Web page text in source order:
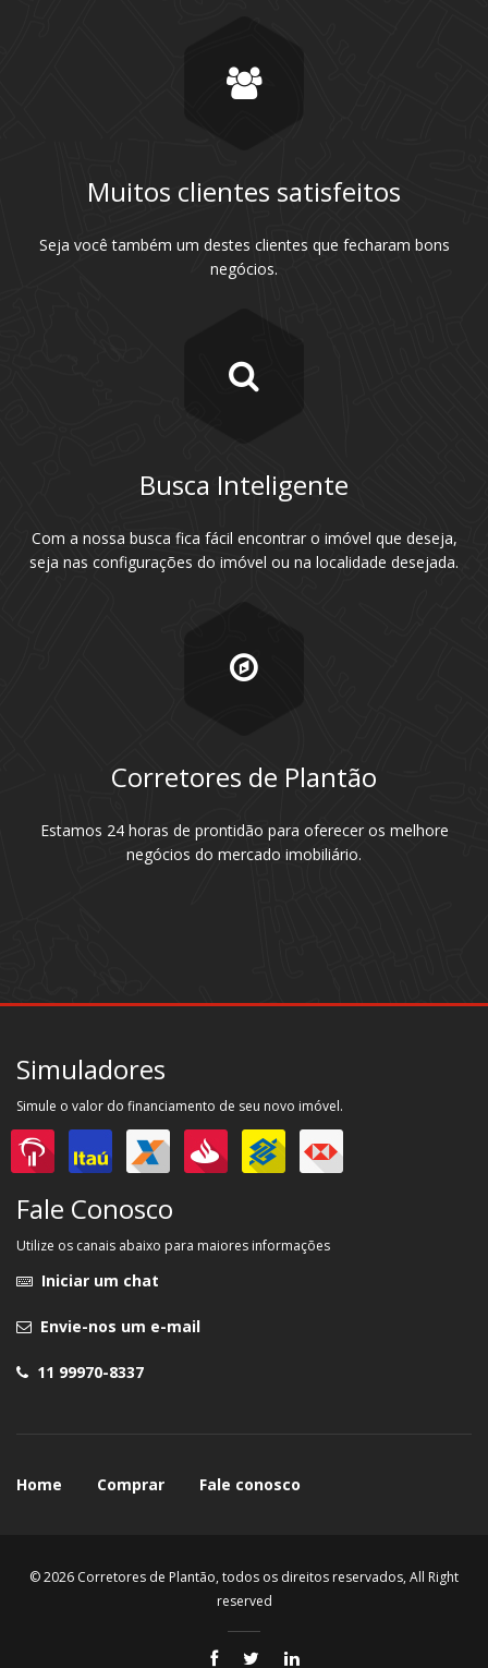
Muitos clientes satisfeitos
Seja você também um destes clientes que fecharam bons
negócios.
Busca Inteligente
Com a nossa busca fica fácil encontrar o imóvel que deseja,
seja nas configurações do imóvel ou na localidade desejada.
Corretores de Plantão
Estamos 24 horas de prontidão para oferecer os melhore
negócios do mercado imobiliário.
Simuladores
Simule o valor do financiamento de seu novo imóvel.
Fale Conosco
Utilize os canais abaixo para maiores informações
Iniciar um chat
Envie-nos um e-mail
11 99970-8337
Home Comprar Fale conosco
© 2026 Corretores de Plantão, todos os direitos reservados, All Right
reserved